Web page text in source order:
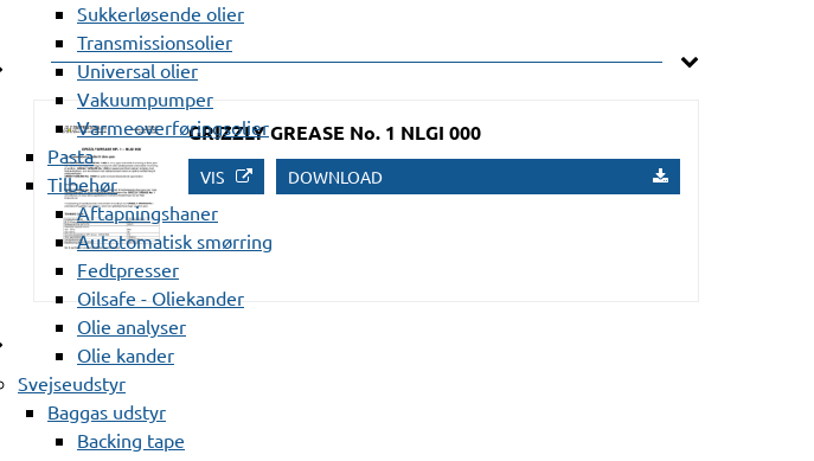
Sukkerløsende olier
Transmissionsolier
Universal olier
Vakuumpumper
Varmeoverføringsolier
Pasta
Tilbehør
Aftapningshaner
Autotomatisk smørring
Fedtpresser
Oilsafe - Oliekander
Olie analyser
Olie kander
Svejseudstyr
Baggas udstyr
Backing tape
GRIZZLY GREASE No. 1 NLGI 000
VIS DOWNLOAD